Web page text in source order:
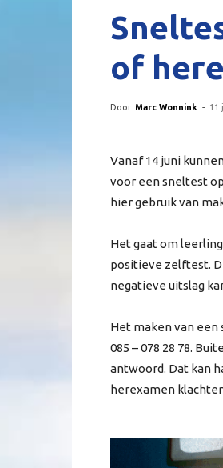
of
Door Marc Wonnink - 11
Vanaf 14 juni
voor een sneltest
hier gebruik van
Het gaat om
positieve zelftest.
negatieve uitslag
Het maken van een
085 – 078 28 78.
antwoord. Dat kan
herexamen